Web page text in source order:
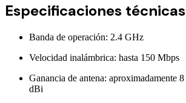
Especificaciones técnicas
Banda de operación: 2.4 GHz
Velocidad inalámbrica: hasta 150 Mbps
Ganancia de antena: aproximadamente 8
dBi